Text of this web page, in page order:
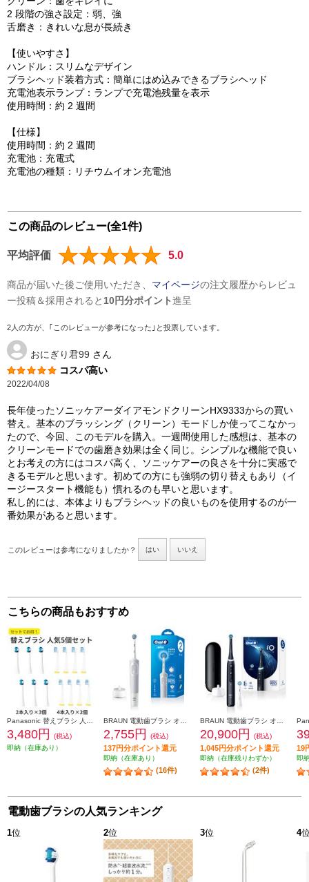
2 段階の強さ設定：弱、強
舌磨き：きれいな息が長続き
【使いやすさ】
ハンドル：スリムなデザイン
ブラシヘッド装着方式：簡単にはめ込みできるブラシヘッド
充電池表示ランプ：ランプで充電池残量を表示
使用時間：約 2 週間
【仕様】
使用時間：約 2 週間
充電池：充電式
充電池の種類：リチウムイオン充電池
この商品のレビュー(全1件)
平均評価 5.0
商品が届いた後ご使用いただき、 マイページの注文履歴からレビュ
ー投稿＆採用されると 10円分ポイント進呈
2人の方が、｢このレビューが参考になった｣と投票しています。
おにぎり君99 さん
コスパ高い
2022/04/08
長年使ったソニッケアーダイアモンドクリーンHX9333からの買い
替え。基本のブラッシング（クリーン）モードしか使ってこなかっ
たので、今回、このモデルを購入。一週間使用した感想は、基本の
クリーンモードでの歯磨き効果は全く同じ。シンプルな機能で良い
とお考えの方にはコスパ高く、ソニッケアーの良さを十分に実感で
きるモデルと思います。初めての方にも強弱の切り替えもあり（イ
ージースタート機能も）慣れるのも早いと思います。
私し的には、本体よりもブラシヘッドの良いものを使用するのが一
番効果があると思います。
このレビューは参考になりましたか？ はい いいえ
こちらの商品もおすすめ
3,480円
(税込)
即納（在庫あり）
2,755円 (税込)
137円分ポイント還元
即納（在庫あり）
(16件)
20,900円 (税込)
1,045円分ポイント還元
即納（在庫残りわずか）
(2件)
19
即
電動歯ブラシの人気ランキング
1位 2位 3位 4